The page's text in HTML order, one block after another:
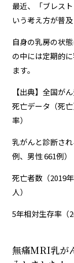
最近、「ブレス
いう考え方が普及
自身の乳房の状
の中には定期的
ます。
【出典】全国が
死亡データ（死
率）
乳がんと診断さ
例、男性 661例）
死亡者数（2019
人）
5年相対生存率（
無痛MRI乳が